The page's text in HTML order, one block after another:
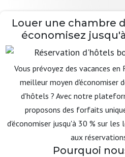
Louer une chambre
économisez
Vous prévoyez des vacances
meilleur moyen d'économiser
d'hôtels ? Avec notre
proposons des forfaits
d'économiser jusqu'à 30 % sur
aux
Pourquoi